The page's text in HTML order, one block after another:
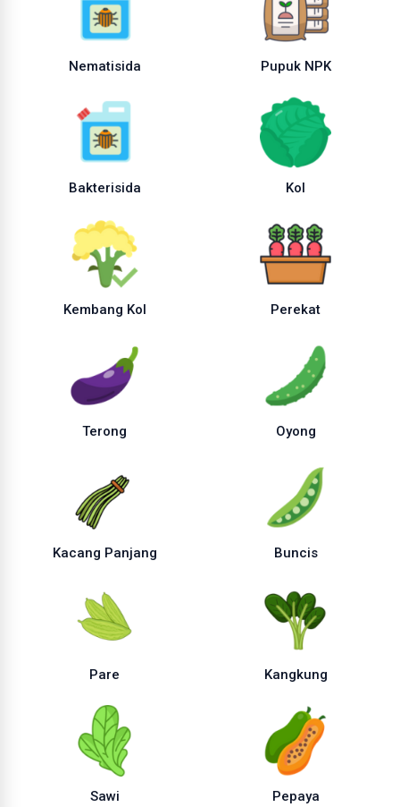
Nematisida Pupuk NPK
Bakterisida Kol
Kembang Kol Perekat
Terong Oyong
Kacang Panjang Buncis
Pare Kangkung
Sawi Pepaya